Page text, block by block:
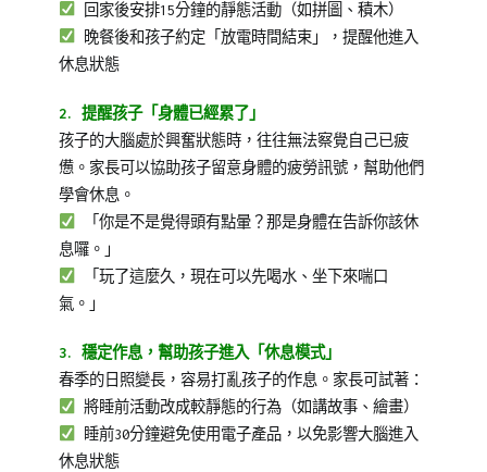
回家後安排15分鐘的靜態活動（如拼圖、積木）
晚餐後和孩子約定「放電時間結束」，提醒他進入
休息狀態
2. 提醒孩子「身體已經累了」
孩子的大腦處於興奮狀態時，往往無法察覺自己已疲
憊。家長可以協助孩子留意身體的疲勞訊號，幫助他們
學會休息。
「你是不是覺得頭有點暈？那是身體在告訴你該休
息囉。」
「玩了這麼久，現在可以先喝水、坐下來喘口
氣。」
3. 穩定作息，幫助孩子進入「休息模式」
春季的日照變長，容易打亂孩子的作息。家長可試著：
將睡前活動改成較靜態的行為（如講故事、繪畫）
睡前30分鐘避免使用電子產品，以免影響大腦進入
休息狀態